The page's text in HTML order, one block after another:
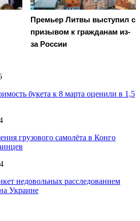
Премьер Литвы выступил с
призывом к гражданам из-
за России
букета к 8 марта оценили в 1,5
грузового самолёта в Конго
недовольных расследованием
Украине